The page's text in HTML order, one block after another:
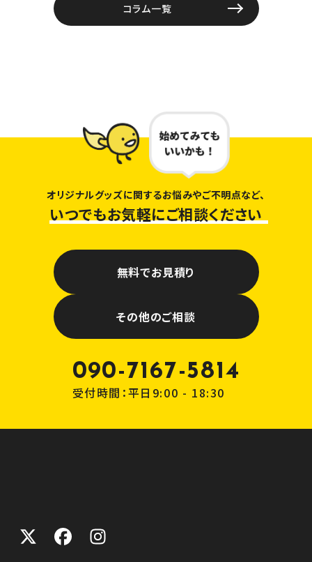
コラム一覧
オリジナルグッズに関するお悩みやご不明点など、
いつでもお気軽にご相談ください
090-7167-5814
受付時間：平日9:00 - 18:30
無料でお見積り
その他のご相談